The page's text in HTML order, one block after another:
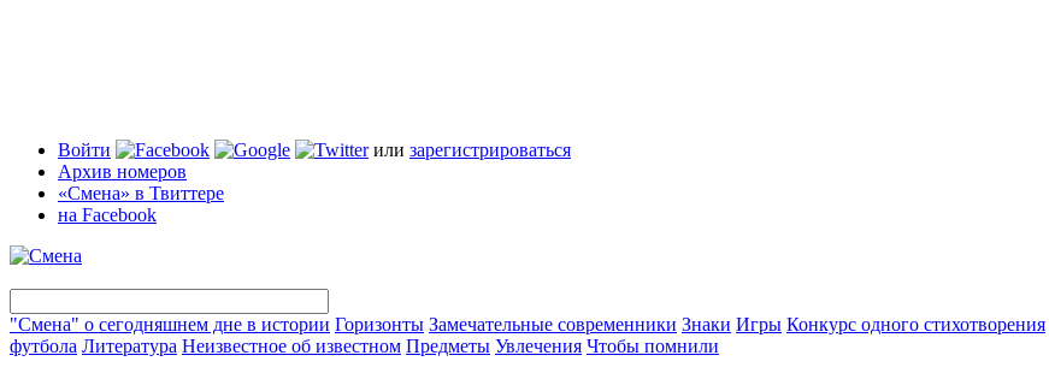
Войти или зарегистрироваться
Архив номеров
«Смена» в Твиттере
на Facebook
"Смена" о сегодняшнем дне в истории Горизонты Замечательные современники Знаки Игры Конкурс одного стихотворения
футбола Литература Неизвестное об известном Предметы Увлечения Чтобы помнили